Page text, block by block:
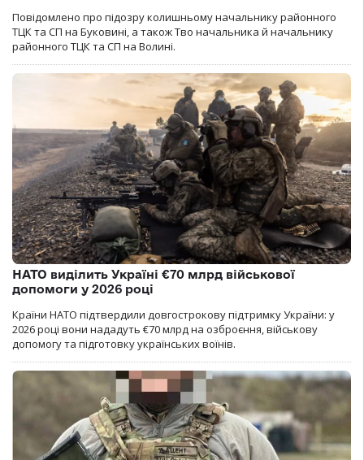
Повідомлено про підозру колишньому начальнику районного
ТЦК та СП на Буковині, а також Тво начальника й начальнику
районного ТЦК та СП на Волині.
НАТО виділить Україні €70 млрд військової
допомоги у 2026 році
Країни НАТО підтвердили довгострокову підтримку України: у
2026 році вони нададуть €70 млрд на озброєння, військову
допомогу та підготовку українських воїнів.